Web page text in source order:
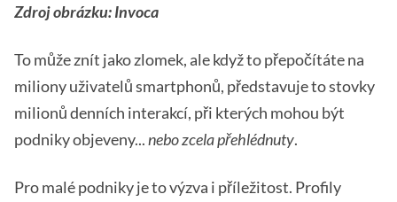
Zdroj obrázku: Invoca
To může znít jako zlomek, ale když to přepočítáte na
miliony uživatelů smartphonů, představuje to stovky
milionů denních interakcí, při kterých mohou být
podniky objeveny...nebo zcela přehlédnuty.
Pro malé podniky je to výzva i příležitost. Profily